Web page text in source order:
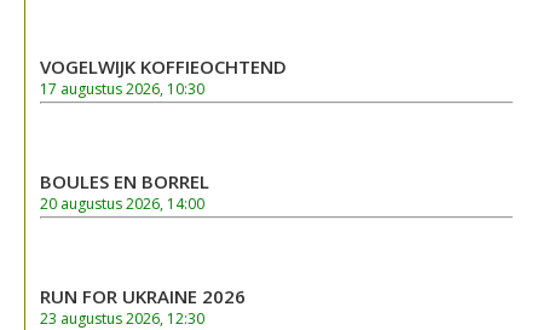
VOGELWIJK KOFFIEOCHTEND
17 augustus 2026, 10:30
BOULES EN BORREL
20 augustus 2026, 14:00
RUN FOR UKRAINE 2026
23 augustus 2026, 12:30